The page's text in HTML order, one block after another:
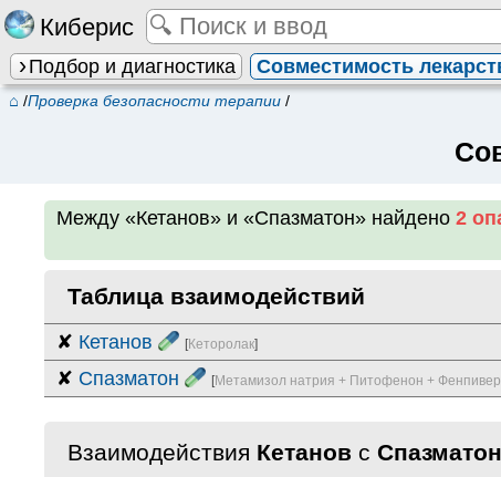
Киберис
Подбор и диагностика Совместимость
⌂ /Проверка безопасности терапии/
Между «Кетанов» и «Спазматон»найдено 2
Таблица взаимодействий
✘ Кетанов [Кеторолак]
✘ Спазматон [Метамизол натрия + Питофенон +
Взаимодействия Кетанов с Спазматон